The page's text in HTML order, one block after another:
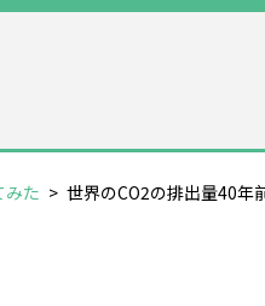
みた > 世界のCO2の排出量40年